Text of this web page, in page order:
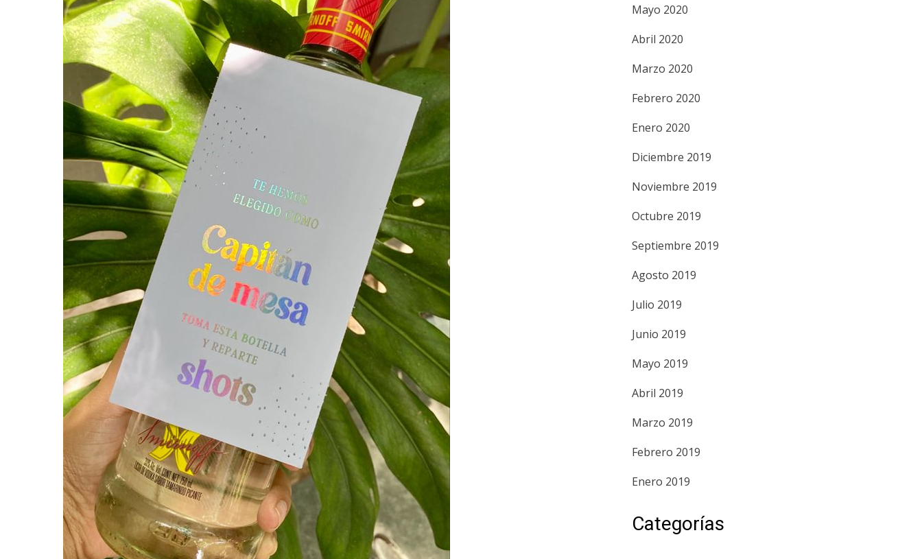
Mayo 2020
Abril 2020
Marzo 2020
Febrero 2020
Enero 2020
Diciembre 2019
Noviembre 2019
Octubre 2019
Septiembre 2019
Agosto 2019
Julio 2019
Junio 2019
Mayo 2019
Abril 2019
Marzo 2019
Febrero 2019
Enero 2019
Categorías